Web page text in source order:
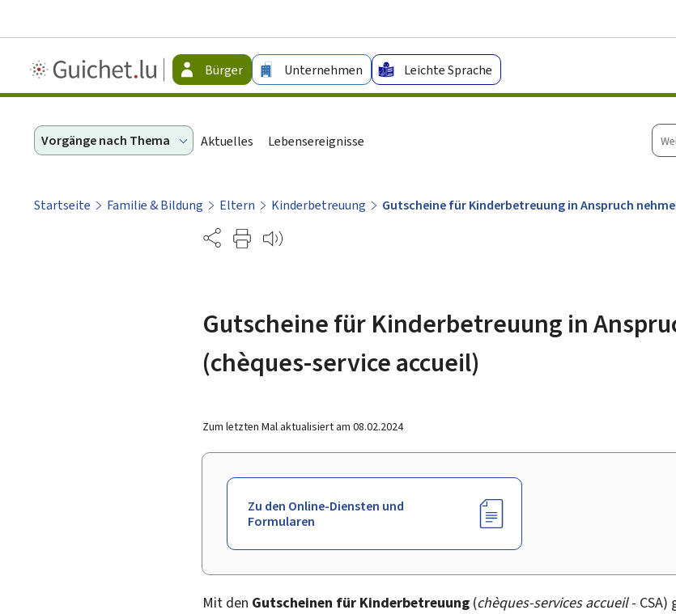
Guichet.lu
-
Bürger Unternehmen Leichte Sprache
Vorgänge nach Thema Aktuelles Lebensereignisse
Startseite Familie & Bildung Eltern Kinderbetreuung
Gutscheine für Kinderbetreuung in Anspruch
Partage
Gutscheine für Kinderbetreuung in
(chèques-service accueil)
Zum letzten Mal aktualisiert am 08.02.2024
Zu den Online-Diensten und
Formularen
Mit den Gutscheinen für Kinderbetreuung (chèques-services accueil- CSA)